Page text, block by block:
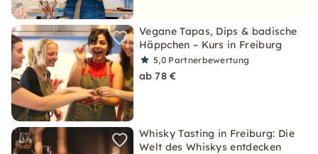
Vegane Tapas, Dips & badische
Häppchen – Kurs in Freiburg
5,0 Partnerbewertung
ab 78 €
Whisky Tasting in Freiburg: Die
Welt des Whiskys entdecken